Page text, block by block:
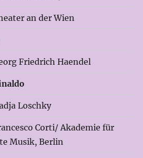
an der Wien
Friedrich Haendel
Loschky
Corti/ Akademie für
Musik, Berlin